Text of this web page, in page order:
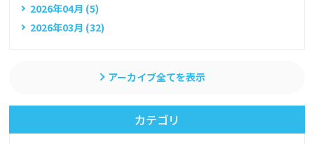
2026年04月 (5)
2026年03月 (32)
アーカイブ全てを表示
カテゴリ